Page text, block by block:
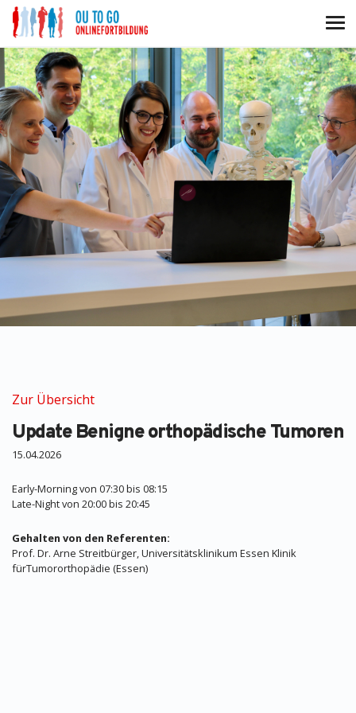
Zur Übersicht
Update Benigne orthopädische Tumoren
15.04.2026
Early-Morning von 07:30 bis 08:15
Late-Night von 20:00 bis 20:45
Gehalten von den Referenten:
Prof. Dr. Arne Streitbürger, Universitätsklinikum Essen Klinik
fürTumororthopädie (Essen)